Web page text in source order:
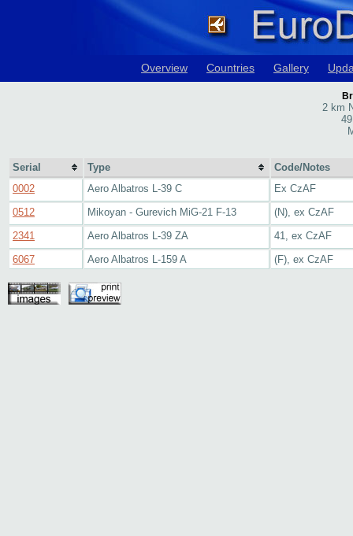
Overview Countries Gallery
2 km
Serial Type
Code/Notes
0002
Aero Albatros L-39 C
Ex CzAF
0512
Mikoyan - Gurevich MiG-21 F-13
(N), ex CzAF
2341
Aero Albatros L-39 ZA
41, ex CzAF
6067
Aero Albatros L-159 A (F), ex CzAF